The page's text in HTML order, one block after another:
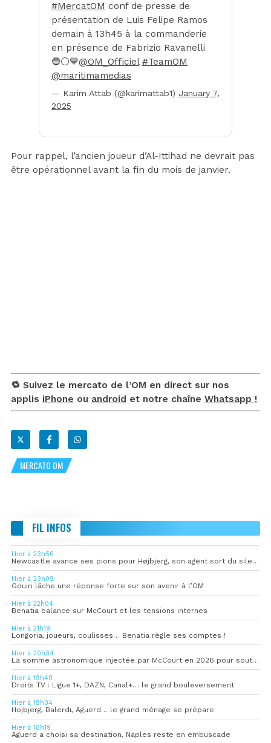
#MercatOM conf de presse de
présentation de Luis Felipe Ramos
demain à 13h45 à la commanderie
en présence de Fabrizio Ravanelli
🔵⚪️💙@OM_Officiel #TeamOM
@maritimamedias
— Karim Attab (@karimattab1) January 7,
2025
Pour rappel, l’ancien joueur d’Al-Ittihad ne devrait pas
être opérationnel avant la fin du mois de janvier.
🔁 Suivez le mercato de l’OM en direct sur nos
applis iPhone ou android et notre chaîne Whatsapp !
MERCATO OM
FIL INFOS
Hier à 23h56
Newcastle avance ses pions pour Højbjerg, son agent sort du silence
Hier à 23h09
Gouiri lâche une réponse forte sur son avenir à l’OM
Hier à 22h04
Benatia balance sur McCourt et les tensions internes
Hier à 21h19
Longoria, joueurs, coulisses… Benatia règle ses comptes !
Hier à 20h34
La somme astronomique injectée par McCourt en 2026 pour soutenir l’OM
Hier à 19h49
Droits TV : Ligue 1+, DAZN, Canal+… le grand bouleversement
Hier à 19h04
Hojbjerg, Balerdi, Aguerd… le grand ménage se prépare
Hier à 18h19
Aguerd a choisi sa destination, Naples reste en embuscade